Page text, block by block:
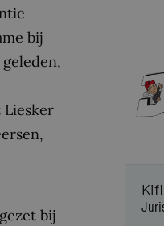
bij
Liesker
bij